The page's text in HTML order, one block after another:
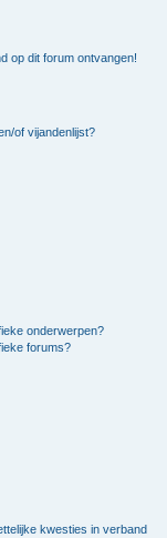
op dit forum ontvangen!
of vijandenlijst?
onderwerpen?
forums?
kwesties in verband